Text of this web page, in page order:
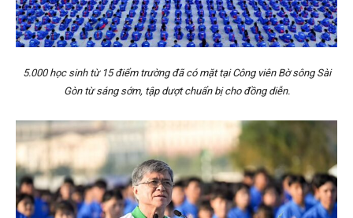
5.000 học sinh từ 15 điểm trường đã có mặt tại Công viên Bờ sông Sài
Gòn từ sáng sớm, tập dượt chuẩn bị cho đồng diễn.